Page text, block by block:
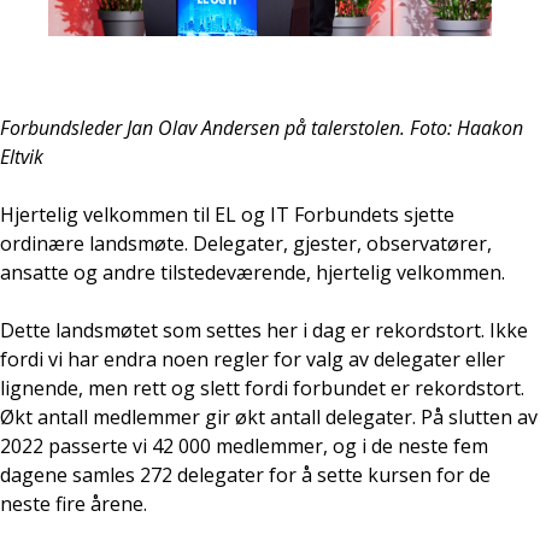
Forbundsleder Jan Olav Andersen på talerstolen. Foto: Haakon
Eltvik
Hjertelig velkommen til EL og IT Forbundets sjette
ordinære landsmøte. Delegater, gjester, observatører,
ansatte og andre tilstedeværende, hjertelig velkommen.
Dette landsmøtet som settes her i dag er rekordstort. Ikke
fordi vi har endra noen regler for valg av delegater eller
lignende, men rett og slett fordi forbundet er rekordstort.
Økt antall medlemmer gir økt antall delegater. På slutten av
2022 passerte vi 42 000 medlemmer, og i de neste fem
dagene samles 272 delegater for å sette kursen for de
neste fire årene.